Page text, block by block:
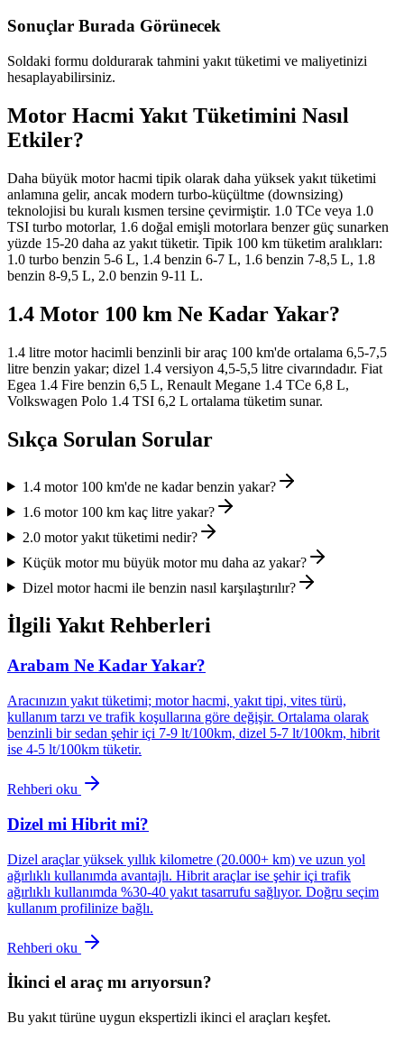
Sonuçlar Burada Görünecek
Soldaki formu doldurarak tahmini yakıt tüketimi ve maliyetinizi
hesaplayabilirsiniz.
Motor Hacmi Yakıt Tüketimini Nasıl
Etkiler?
Daha büyük motor hacmi tipik olarak daha yüksek yakıt tüketimi
anlamına gelir, ancak modern turbo-küçültme (downsizing)
teknolojisi bu kuralı kısmen tersine çevirmiştir. 1.0 TCe veya 1.0
TSI turbo motorlar, 1.6 doğal emişli motorlara benzer güç sunarken
yüzde 15-20 daha az yakıt tüketir. Tipik 100 km tüketim aralıkları:
1.0 turbo benzin 5-6 L, 1.4 benzin 6-7 L, 1.6 benzin 7-8,5 L, 1.8
benzin 8-9,5 L, 2.0 benzin 9-11 L.
1.4 Motor 100 km Ne Kadar Yakar?
1.4 litre motor hacimli benzinli bir araç 100 km'de ortalama 6,5-7,5
litre benzin yakar; dizel 1.4 versiyon 4,5-5,5 litre civarındadır. Fiat
Egea 1.4 Fire benzin 6,5 L, Renault Megane 1.4 TCe 6,8 L,
Volkswagen Polo 1.4 TSI 6,2 L ortalama tüketim sunar.
Sıkça Sorulan Sorular
1.4 motor 100 km'de ne kadar benzin yakar?
1.6 motor 100 km kaç litre yakar?
2.0 motor yakıt tüketimi nedir?
Küçük motor mu büyük motor mu daha az yakar?
Dizel motor hacmi ile benzin nasıl karşılaştırılır?
İlgili Yakıt Rehberleri
Arabam Ne Kadar Yakar?
Aracınızın yakıt tüketimi; motor hacmi, yakıt tipi, vites türü,
kullanım tarzı ve trafik koşullarına göre değişir. Ortalama olarak
benzinli bir sedan şehir içi 7-9 lt/100km, dizel 5-7 lt/100km, hibrit
ise 4-5 lt/100km tüketir.
Rehberi oku
Dizel mi Hibrit mi?
Dizel araçlar yüksek yıllık kilometre (20.000+ km) ve uzun yol
ağırlıklı kullanımda avantajlı. Hibrit araçlar ise şehir içi trafik
ağırlıklı kullanımda %30-40 yakıt tasarrufu sağlıyor. Doğru seçim
kullanım profilinize bağlı.
Rehberi oku
İkinci el araç mı arıyorsun?
Bu yakıt türüne uygun ekspertizli ikinci el araçları keşfet.